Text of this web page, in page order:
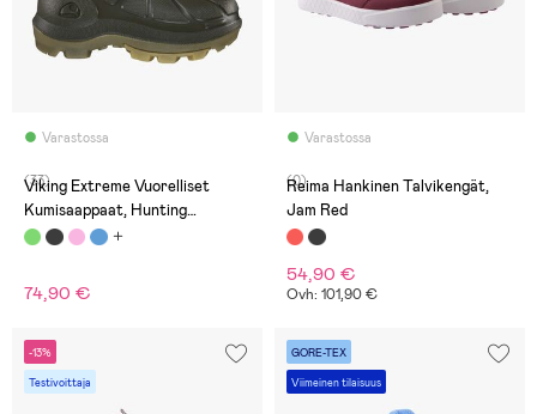
Varastossa
(33)
Viking Extreme Vuorelliset
Kumisaappaat, Hunting
Green/Khaki
74,90 €
Varastossa
(0)
Reima Hankinen Talvikengät,
Jam Red
54,90 €
Ovh: 101,90 €
-13%
Testivoittaja
GORE-TEX
Viimeinen tilaisuus